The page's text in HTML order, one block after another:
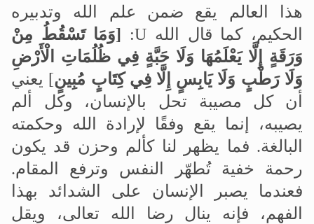
هذا العالم يقع ضمن علم الله وتدبيره
الحكيم، كما قال الله U
:
]وَمَا تَسْقُطُ مِنْ
وَرَقَةٍ إِلَّا يَعْلَمُهَا وَلَا حَبَّةٍ فِي ظُلُمَاتِ الْأَرْضِ
وَلَا رَطْبٍ وَلَا يَابِسٍ إِلَّا فِي كِتَابٍ مُبِينٍ[ يعني
أن كل مصيبة تحل بالإنسان، وكل ألم
يصيبه، إنما يقع وفقًا لإرادة الله وحكمته
البالغة. فما يظهر لنا كألم وحزن قد يكون
رحمة خفية تُطهّر النفس وترفع المقام.
فعندما يصبر الإنسان على الشدائد بهذا
الفهم، فإنه ينال رضا الله تعالى، ويقل